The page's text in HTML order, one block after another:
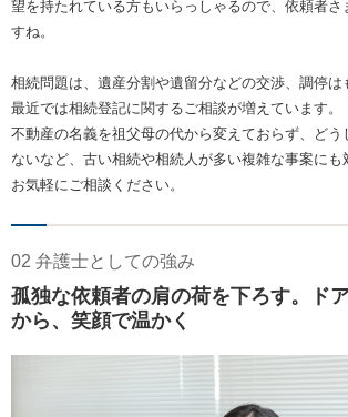
望を持たれている方もいらっしゃるので、依頼者さ
すね。
相続問題は、遺産分割や遺留分などの交渉、調停は
最近では相続登記に関するご相談が増えています。
不動産の名義を祖父母の代から変えておらず、どう
ないなど、古い相続や相続人が多い複雑な事案にも
お気軽にご相談ください。
02 弁護士としての強み
孤独な依頼者の肩の荷を下ろす。ド
から、笑顔で温かく